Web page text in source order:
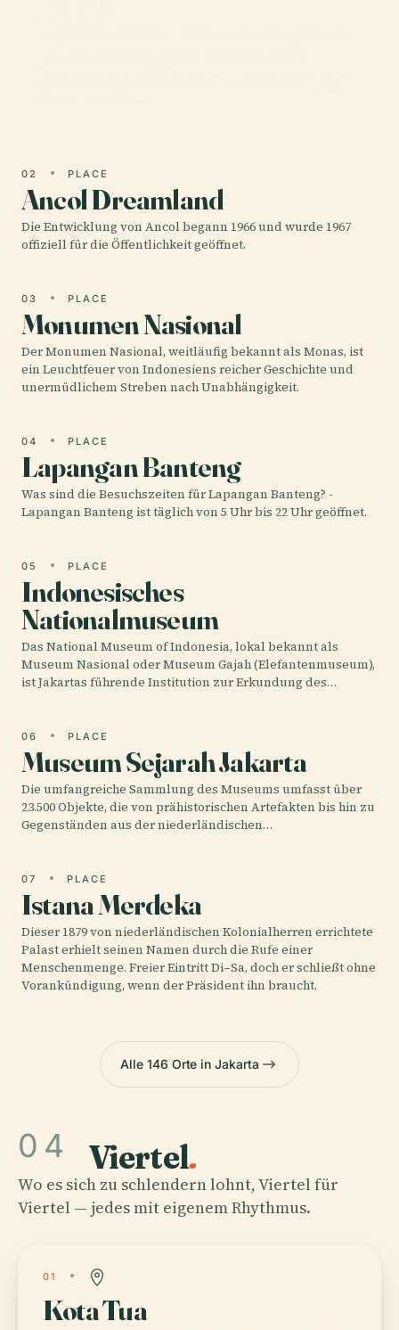
02 PLACE
Ancol Dreamland
Die Entwicklung von Ancol begann 1966 und wurde 1967
offiziell für die Öffentlichkeit geöffnet.
03 PLACE
Monumen Nasional
Der Monumen Nasional, weitläufig bekannt als Monas, ist
ein Leuchtfeuer von Indonesiens reicher Geschichte und
unermüdlichem Streben nach Unabhängigkeit.
04 PLACE
Lapangan Banteng
Was sind die Besuchszeiten für Lapangan Banteng? -
Lapangan Banteng ist täglich von 5 Uhr bis 22 Uhr geöffnet.
05 PLACE
Indonesisches
Nationalmuseum
Das National Museum of Indonesia, lokal bekannt als
Museum Nasional oder Museum Gajah (Elefantenmuseum),
ist Jakartas führende Institution zur Erkundung des…
06 PLACE
Museum Sejarah Jakarta
Die umfangreiche Sammlung des Museums umfasst über
23.500 Objekte, die von prähistorischen Artefakten bis hin zu
Gegenständen aus der niederländischen…
07 PLACE
Istana Merdeka
Dieser 1879 von niederländischen Kolonialherren errichtete
Palast erhielt seinen Namen durch die Rufe einer
Menschenmenge. Freier Eintritt Di–Sa, doch er schließt ohne
Vorankündigung, wenn der Präsident ihn braucht.
Alle 146 Orte in Jakarta
04 Viertel.
Wo es sich zu schlendern lohnt, Viertel für
Viertel — jedes mit eigenem Rhythmus.
01
Kota Tua